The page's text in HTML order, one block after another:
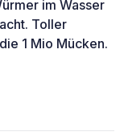
im Wasser
Toller
1 Mio Mücken.